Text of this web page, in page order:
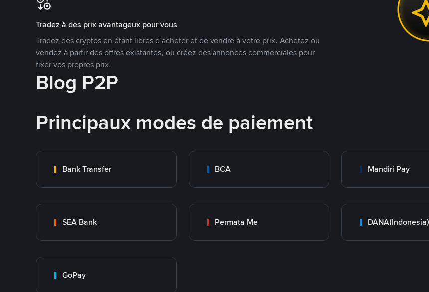
Tradez à des prix avantageux pour vous
Tradez des cryptos en étant libres d’acheter et de vendre à votre prix. Achetez ou
vendez à partir des offres existantes, ou créez des annonces commerciales pour
fixer vos propres prix.
Blog P2P
Principaux modes de paiement
Bank Transfer BCA Mandiri Pay
SEA Bank Permata Me DANA(Indonesia)
GoPay